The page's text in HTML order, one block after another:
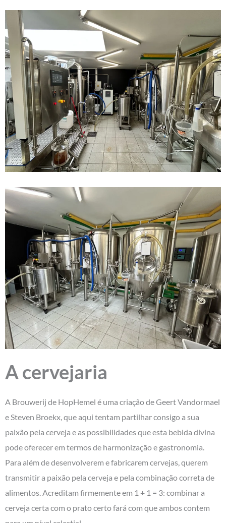
A cervejaria
A Brouwerij de HopHemel é uma criação de Geert Vandormael
e Steven Broekx, que aqui tentam partilhar consigo a sua
paixão pela cerveja e as possibilidades que esta bebida divina
pode oferecer em termos de harmonização e gastronomia.
Para além de desenvolverem e fabricarem cervejas, querem
transmitir a paixão pela cerveja e pela combinação correta de
alimentos. Acreditam firmemente em 1 + 1 = 3: combinar a
cerveja certa com o prato certo fará com que ambos contem